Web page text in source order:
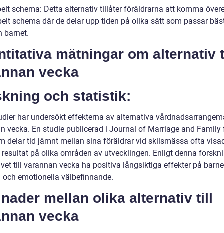
schema: Detta alternativ tillåter föräldrarna att komma
schema där de delar upp tiden på olika sätt som passar
barnet.
mätningar om alternativ
vecka
och statistik:
har undersökt effekterna av alternativa
vecka. En studie publicerad i Journal of Marriage and
delar tid jämnt mellan sina föräldrar vid skilsmässa ofta
på olika områden av utvecklingen. Enligt denna
till varannan vecka ha positiva långsiktiga effekter på
och emotionella välbefinnande.
mellan olika alternativ till
vecka